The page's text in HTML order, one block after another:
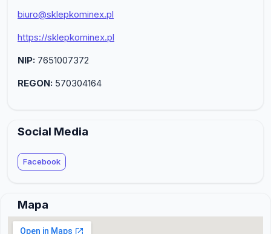
biuro@sklepkominex.pl
https://sklepkominex.pl
NIP: 7651007372
REGON: 570304164
Social Media
Facebook
Mapa